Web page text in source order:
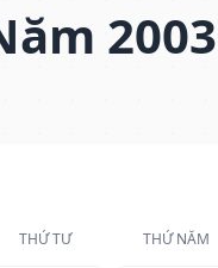
2003
THỨ TƯ THỨ NĂM